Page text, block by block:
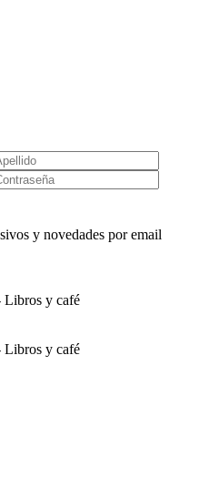
y novedades por email